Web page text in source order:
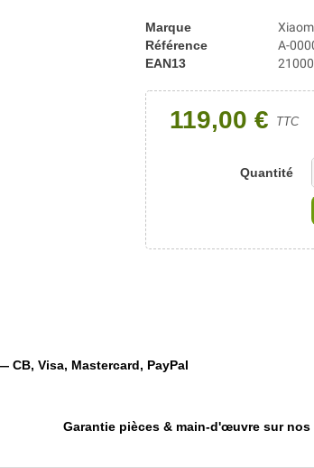
Marque
Référence
A-
EAN13
119,00 € TTC
Quantité
CB, Visa, Mastercard, PayPal
Garantie pièces & main-d'œuvre sur nos